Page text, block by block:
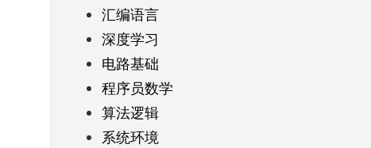
汇编语言
深度学习
电路基础
程序员数学
算法逻辑
系统环境